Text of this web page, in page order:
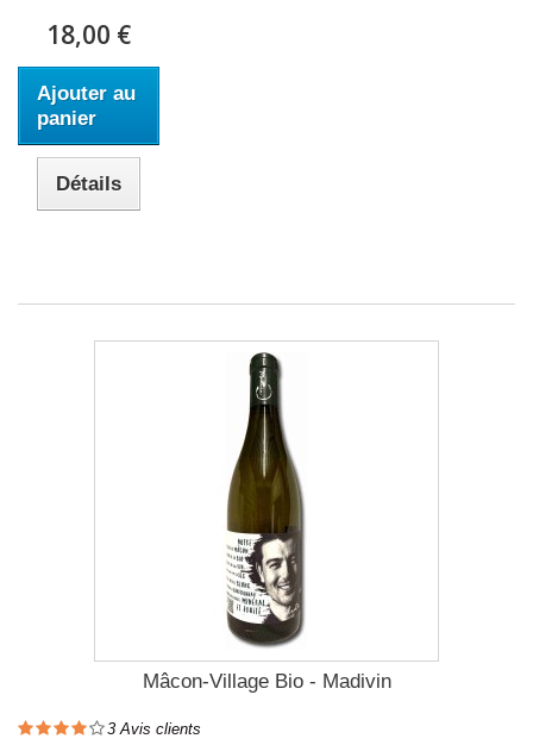
18,00 €
Ajouter au
panier
Détails
Mâcon-Village Bio - Madivin
3 Avis clients